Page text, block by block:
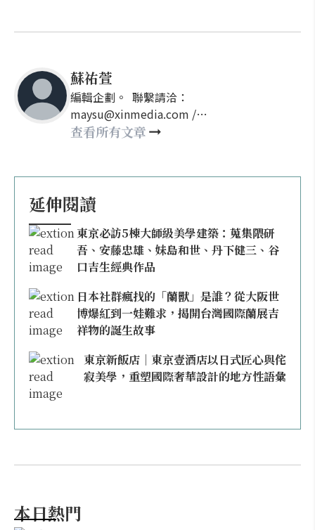
蘇祐萱
編輯企劃。 聯繫請洽：
maysu@xinmedia.com /
may860527@gmail.com
查看所有文章
延伸閱讀
東京必訪5棟大師級美學建築：蒐集隈研
吾、安藤忠雄、妹島和世、丹下健三、谷
口吉生經典作品
日本社群瘋找的「蘭獸」是誰？從大阪世
博爆紅到一娃難求，揭開台灣國際蘭展吉
祥物的誕生故事
東京新飯店｜東京壹酒店以日式匠心與侘
寂美學，重塑國際奢華設計的地方性語彙
本日熱門